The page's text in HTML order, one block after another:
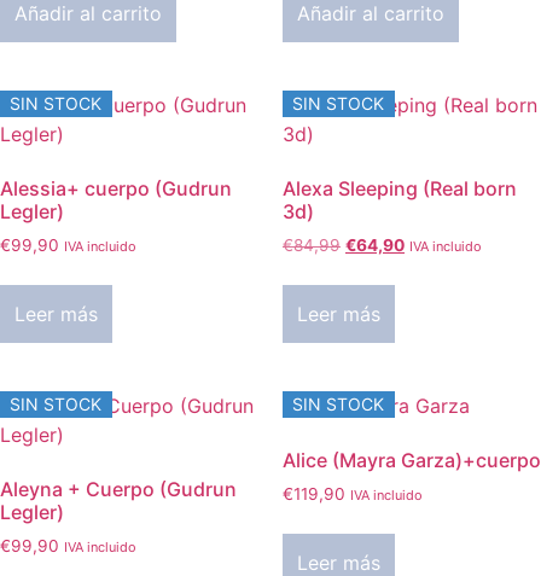
Añadir al carrito Añadir al carrito
SIN STOCK
Alessia+ cuerpo (Gudrun
Legler)
€99,90 IVA incluido
Leer más
SIN STOCK
Alexa Sleeping (Real born
3d)
€84,99 El
era:
€84,99.
€64,90ElIVA incluido
Leer más
SIN STOCK
Aleyna + Cuerpo (Gudrun
Legler)
€99,90 IVA incluido
SIN STOCK
Alice (Mayra Garza)+cuerpo
€119,90 IVA incluido
Leer más